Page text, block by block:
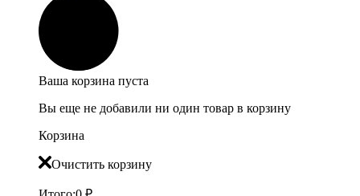
Ваша корзина пуста
Вы еще не добавили ни один товар в корзину
Корзина
Очистить корзину